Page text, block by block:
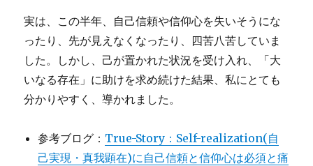
実は、この半年、自己信頼や信仰心を失いそうにな
ったり、先が見えなくなったり、四苦八苦していま
した。しかし、己が置かれた状況を受け入れ、「大
いなる存在」に助けを求め続けた結果、私にとても
分かりやすく、導かれました。
参考ブログ： True-Story：Self-realization(自
己実現・真我顕在)に自己信頼と信仰心は必須と痛